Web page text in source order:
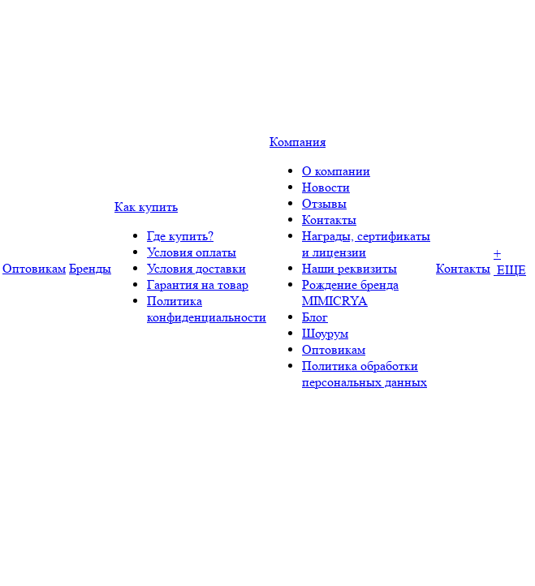
Оптовикам Бренды
Как купить
Где купить?
Условия оплаты
Условия доставки
Гарантия на товар
Политика
конфиденциальности
Компания
О компании
Новости
Отзывы
Контакты
Награды, сертификаты
и лицензии
Наши реквизиты
Рождение бренда
MIMICRYA
Блог
Шоурум
Оптовикам
Политика обработки
персональных данных
Контакты
+
ЕЩЕ